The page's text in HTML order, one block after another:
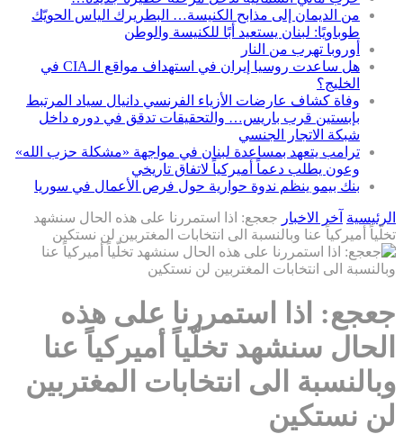
من الديمان إلى مذابح الكنيسة… البطريرك الياس الحويّك
طوباويًا: لبنان يستعيد أبًا للكنيسة والوطن
أوروبا تهرب من النار
هل ساعدت روسيا إيران في استهداف مواقع الـCIA في
الخليج؟
وفاة كشاف عارضات الأزياء الفرنسي دانيال سياد المرتبط
بإبستين قرب باريس… والتحقيقات تدقق في دوره داخل
شبكة الاتجار الجنسي
ترامب يتعهد بمساعدة لبنان في مواجهة «مشكلة حزب الله»
وعون يطلب دعماً أميركياً لاتفاق تاريخي
بنك بيمو ينظم ندوة حوارية حول فرص الأعمال في سوريا
الرئيسية آخر الاخبار جعجع: اذا استمررنا على هذه الحال سنشهد
تخلّياً أميركياً عنا وبالنسبة الى انتخابات المغتربين لن نستكين
جعجع: اذا استمررنا على هذه
الحال سنشهد تخلّياً أميركياً عنا
وبالنسبة الى انتخابات المغتربين
لن نستكين